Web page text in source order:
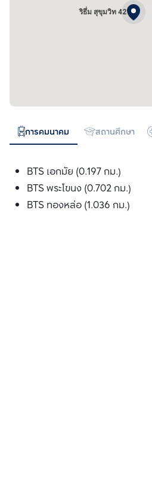
ริธึ่ม สุขุมวิท 42
การคมนาคม สถานศึกษา
BTS เอกมัย (0.197 กม.)
BTS พระโขนง (0.702 กม.)
BTS ทองหล่อ (1.036 กม.)